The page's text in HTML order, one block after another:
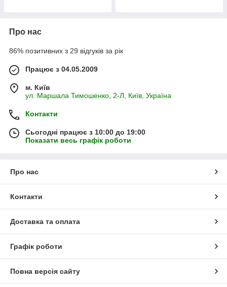
Про нас
86% позитивних з 29 відгуків за рік
Працює з 04.05.2009
м. Київ
ул. Маршала Тимошенко, 2-Л, Київ, Україна
Контакти
Сьогодні працює з 10:00 до 19:00
Показати весь графік роботи
Про нас
Контакти
Доставка та оплата
Графік роботи
Повна версія сайту